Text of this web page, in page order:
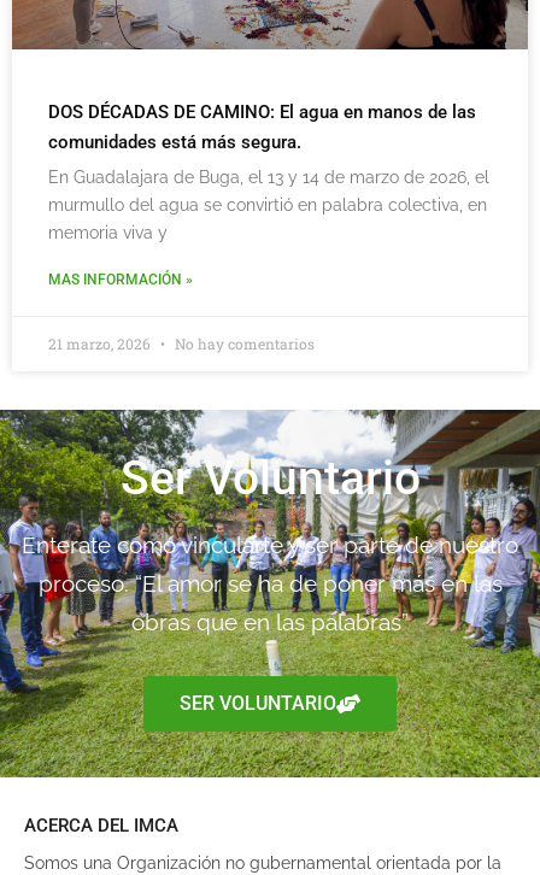
DOS DÉCADAS DE CAMINO: El agua en manos de las
comunidades está más segura.
En Guadalajara de Buga, el 13 y 14 de marzo de 2026, el
murmullo del agua se convirtió en palabra colectiva, en
memoria viva y
MAS INFORMACIÓN »
21 marzo, 2026 No hay comentarios
Ser Voluntario
Enterate como vincularte y ser parte de nuestro
proceso. “El amor se ha de poner más en las
obras que en las palabras”
SER VOLUNTARIO
ACERCA DEL IMCA
Somos una Organización no gubernamental orientada por la